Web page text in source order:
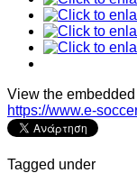
View the
https://www.e-
Tagged under